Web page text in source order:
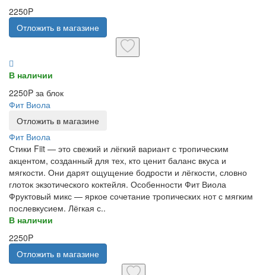
2250P
Отложить в магазине
В наличии
2250P за блок
Фит Виола
Отложить в магазине
Фит Виола
Стики Fiit — это свежий и лёгкий вариант с тропическим
акцентом, созданный для тех, кто ценит баланс вкуса и
мягкости. Они дарят ощущение бодрости и лёгкости, словно
глоток экзотического коктейля. Особенности Фит Виола
Фруктовый микс — яркое сочетание тропических нот с мягким
послевкусием. Лёгкая с..
В наличии
2250P
Отложить в магазине